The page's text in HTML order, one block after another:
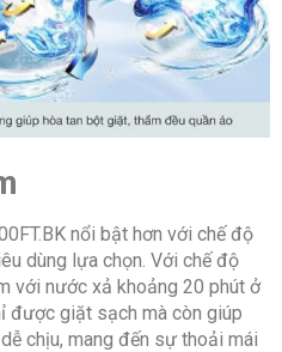
nổi bật hơn với chế độ
dùng lựa chọn. Với chế độ
với nước xả khoảng 20 phút ở
được giặt sạch mà còn giúp
chịu, mang đến sự thoải mái